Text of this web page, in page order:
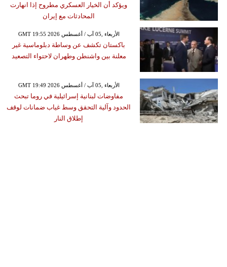
ويؤكد أن الخيار العسكري مطروح إذا انهارت
المحادثات مع إيران
GMT 19:55 2026 الأربعاء ,05 آب / أغسطس
باكستان تكشف عن وساطة دبلوماسية غير
معلنة بين واشنطن وطهران لاحتواء التصعيد
GMT 19:49 2026 الأربعاء ,05 آب / أغسطس
مفاوضات لبنانية إسرائيلية في روما تبحث
الحدود وآلية التحقق وسط غياب ضمانات لوقف
إطلاق النار